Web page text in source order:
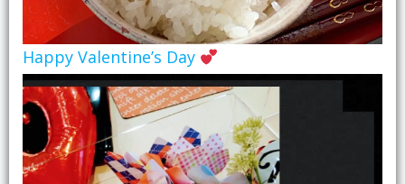
Happy Valentine’s Day